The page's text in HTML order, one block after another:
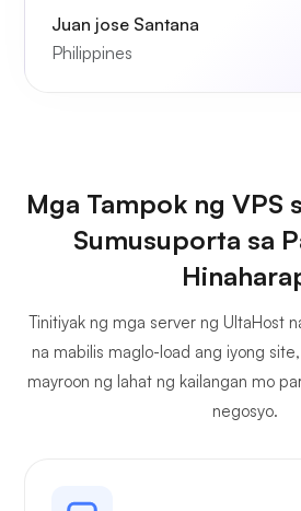
Juan jose Santana
Philippines
Mga Tampok ng VPS
Sumusuporta sa
Tinitiyak ng mga server ng UltaHost
na mabilis maglo-load ang iyong
mayroon ng lahat ng kailangan mo
negosyo.